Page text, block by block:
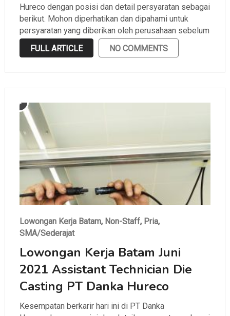
Hureco dengan posisi dan detail persyaratan sebagai
berikut. Mohon diperhatikan dan dipahami untuk
persyaratan yang diberikan oleh perusahaan sebelum
melamar.
FULL ARTICLE NO COMMENTS
Lowongan Kerja Batam, Non-Staff, Pria,
SMA/Sederajat
Lowongan Kerja Batam Juni
2021 Assistant Technician Die
Casting PT Danka Hureco
Kesempatan berkarir hari ini di PT Danka